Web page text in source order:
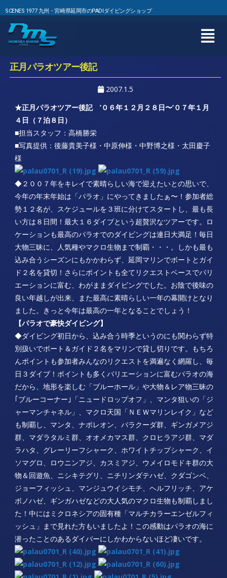
SCENES 1977 九州・宮崎県延岡市のPADIダイビングショップ
正月パラオツアー後記
2007.1.5
★正月パラオツアー後記 ’０６年１２月２８日〜’０７年１月
４日（７泊８日）
■担当スタッフ：高橋勝栄
■写真提供：後藤貴美子様・中原伸様・中野博之様・太田慶子
様
◆２００７年をキレイで素晴らしい海で迎えたいとの思いで、
今年の年末年始は「パラオ」にやってきましたぁ〜！参加者総
勢１２名が、スケジュールを３班に分けてスタートし、最も長
い方は８日間！最大１６ダイブという超贅沢なツアーです。ロ
ケーションも最高のパラオでのダイビングは連日大満足！毎日
大物三昧に、人気種やマクロ生物まで制覇・・・。しかも最も
込み合うシーズンにもかかわらず、延岡マリンでボートとガイ
ド２名を貸切！さらにポイントも全てリクエストベースでバリ
エーションに富む、わがままダイビングでした。お陰で後味の
良い年越しが出来、また最高に素晴らしい一年の幕開けとなり
ました。きっと今年は最高の一年となることでしょう！
【パラオで豪快ダイビング】
◆ダイビング初日から、込み合う時季というのにも関わらず特
別扱いでボート＆ガイド２名をマリンで貸し切りです。もちろ
んポイントも参加者みんなのリクエストを満遍なく網羅し、毎
日３ダイブ！ポイントも多くバリエーションに富むパラオの海
だから、地形を楽しむ「ブルーホール」や大物＆レア物三昧の
｢ブルーコーナー｣「ニュードロップオフ」、マンタ狙いの「ジ
ャーマンチャネル」、マクロ天国「ＮＥＷマリンレイク」など
も制覇し、マンタ、ナポレオン、バラクーダ群、ギンガメアジ
群、マダラタルミ群、オオメカマス群、クロヒラアジ群、マダ
ラハタ、グレーリーフシャーク、ホワイトチップシャーク、イ
ソマグロ、ロウニンアジ、カスミアジ、ウメイロモドキ群の大
物＆回遊魚、ニシキテグリ、ニチリンダテハゼ、クダゴンベ、
ジョーフィッシュ、マンジュウイシモチ、ヘルフリッチ、アケ
ボノハゼ、ギンガハゼなどの大人気のマクロ生物も制覇しまし
た！中にはミクロネシアの固有種「マルチカラーエンゼルフィ
ッシュ」まで見れた方もいましたよ！この感動はパラオの海に
潜ったことのあるダイバーにしかわからないほど凄いです。